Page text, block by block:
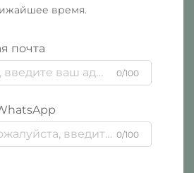
время.
почта
0/100
0/100